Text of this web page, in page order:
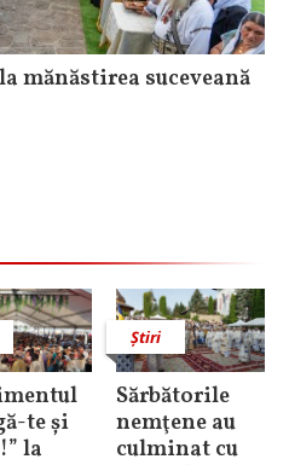
mănăstirea suceveană
te și
la
Știri
Sărbătorile
nemţene au
culminat cu